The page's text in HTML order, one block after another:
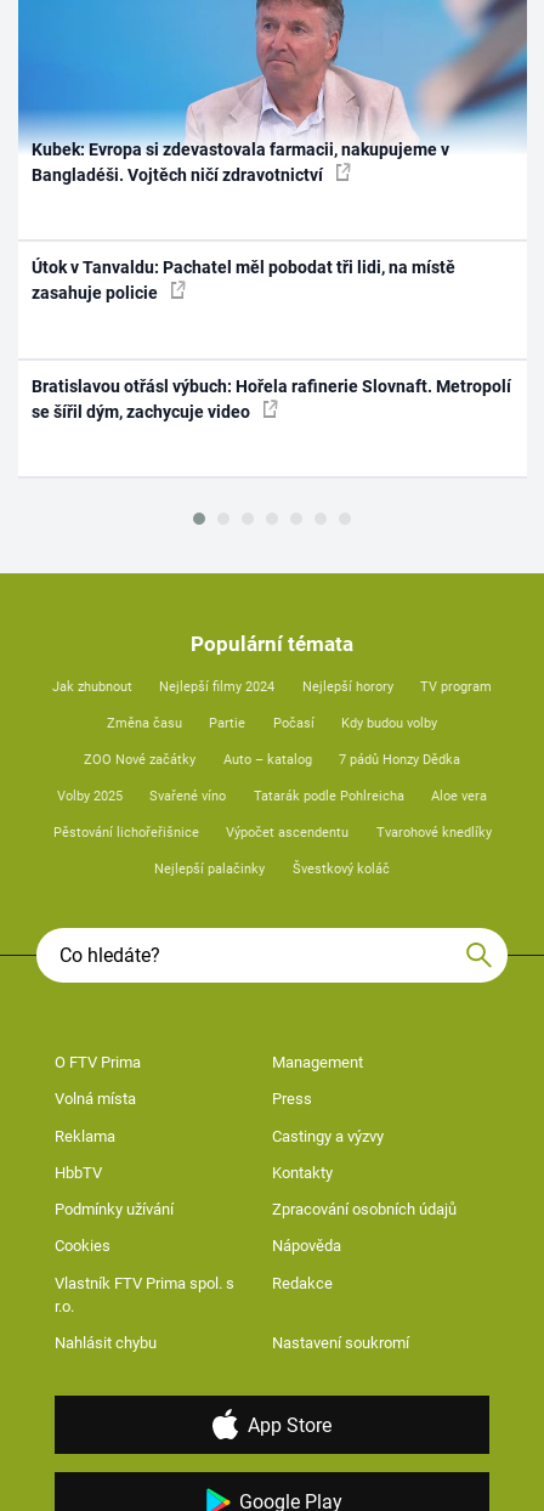
Kubek: Evropa si zdevastovala farmacii, nakupujeme v
Bangladéši. Vojtěch ničí zdravotnictví
Útok v Tanvaldu: Pachatel měl pobodat tři lidi, na místě
zasahuje policie
Bratislavou otřásl výbuch: Hořela rafinerie Slovnaft. Metropolí
se šířil dým, zachycuje video
Populární témata
Jak zhubnout Nejlepší filmy 2024 Nejlepší horory TV program
Změna času Partie Počasí Kdy budou volby
ZOO Nové začátky Auto – katalog 7 pádů Honzy Dědka
Volby 2025 Svařené víno Tatarák podle Pohlreicha Aloe vera
Pěstování lichořeřišnice Výpočet ascendentu Tvarohové knedlíky
Nejlepší palačinky Švestkový koláč
O FTV Prima Management
Volná místa Press
Reklama Castingy a výzvy
HbbTV Kontakty
Podmínky užívání Zpracování osobních údajů
Cookies Nápověda
Vlastník FTV Prima spol. s
r.o.
Redakce
Nahlásit chybu Nastavení soukromí
App Store
Google Play